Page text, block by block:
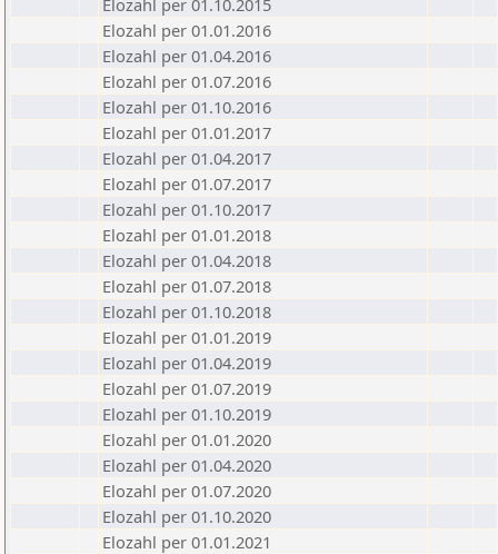
Elozahl per 01.10.2015
Elozahl per 01.01.2016
Elozahl per 01.04.2016
Elozahl per 01.07.2016
Elozahl per 01.10.2016
Elozahl per 01.01.2017
Elozahl per 01.04.2017
Elozahl per 01.07.2017
Elozahl per 01.10.2017
Elozahl per 01.01.2018
Elozahl per 01.04.2018
Elozahl per 01.07.2018
Elozahl per 01.10.2018
Elozahl per 01.01.2019
Elozahl per 01.04.2019
Elozahl per 01.07.2019
Elozahl per 01.10.2019
Elozahl per 01.01.2020
Elozahl per 01.04.2020
Elozahl per 01.07.2020
Elozahl per 01.10.2020
Elozahl per 01.01.2021